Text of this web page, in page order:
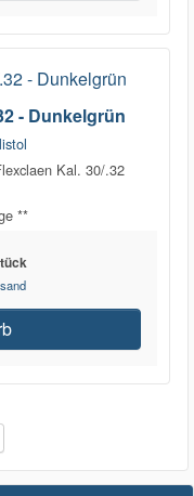
- Dunkelgrün
Kal. 30/.32
**